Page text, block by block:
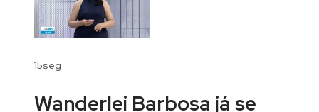
15seg
Wanderlei Barbosa já se